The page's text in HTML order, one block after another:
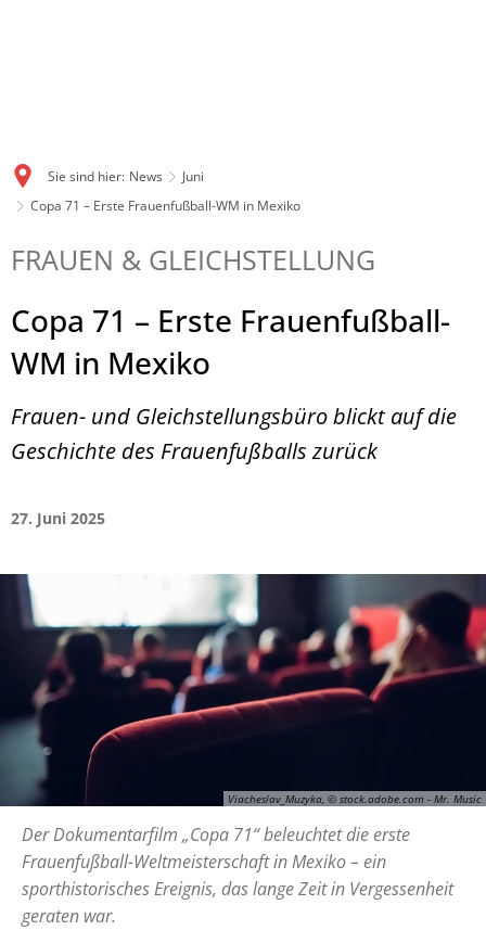
Sie sind hier: News
Juni
Copa 71 – Erste Frauenfußball-WM in Mexiko
FRAUEN & GLEICHSTELLUNG
Copa 71 – Erste Frauenfußball-
WM in Mexiko
Frauen- und Gleichstellungsbüro blickt auf die
Geschichte des Frauenfußballs zurück
27. Juni 2025
Viacheslav_Muzyka, © stock.adobe.com - Mr. Music
Der Dokumentarfilm „Copa 71“ beleuchtet die erste
Frauenfußball-Weltmeisterschaft in Mexiko – ein
sporthistorisches Ereignis, das lange Zeit in Vergessenheit
geraten war.